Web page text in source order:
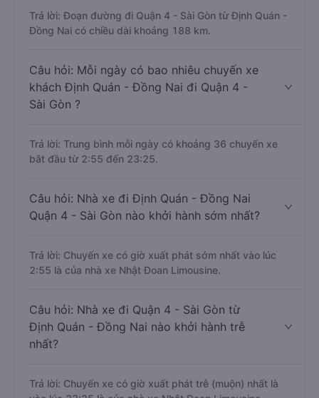
Trả lời: Đoạn đường đi Quận 4 - Sài Gòn từ Định Quán -
Đồng Nai có chiều dài khoảng 188 km.
Câu hỏi: Mỗi ngày có bao nhiêu chuyến xe
khách Định Quán - Đồng Nai đi Quận 4 -
Sài Gòn ?
Trả lời: Trung bình mỗi ngày có khoảng 36 chuyến xe
bắt đầu từ 2:55 đến 23:25.
Câu hỏi: Nhà xe đi Định Quán - Đồng Nai
Quận 4 - Sài Gòn nào khởi hành sớm nhất?
Trả lời: Chuyến xe có giờ xuất phát sớm nhất vào lúc
2:55 là của nhà xe Nhật Đoan Limousine.
Câu hỏi: Nhà xe đi Quận 4 - Sài Gòn từ
Định Quán - Đồng Nai nào khởi hành trễ
nhất?
Trả lời: Chuyến xe có giờ xuất phát trễ (muộn) nhất là